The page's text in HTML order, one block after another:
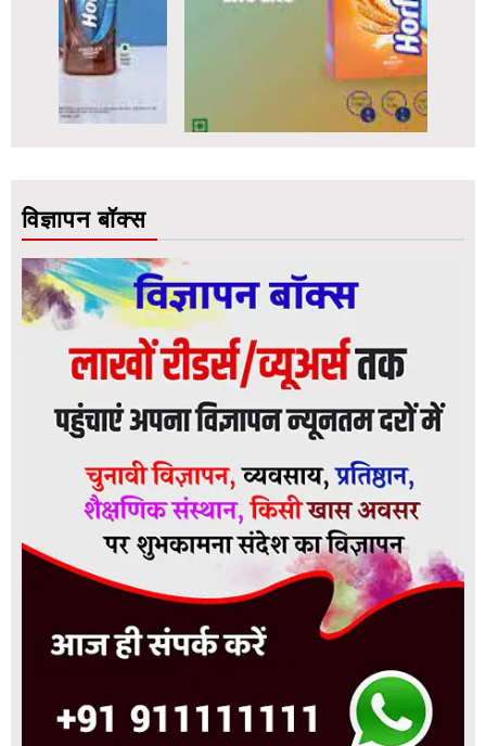
विज्ञापन बॉक्स